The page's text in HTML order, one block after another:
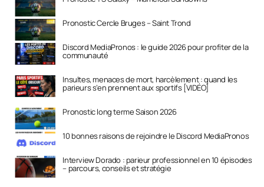
Pronostic Cercle Bruges – Saint Trond
Discord MediaPronos : le guide 2026 pour profiter de la
communauté
Insultes, menaces de mort, harcèlement : quand les
parieurs s’en prennent aux sportifs [VIDÉO]
Pronostic long terme Saison 2026
10 bonnes raisons de rejoindre le Discord MediaPronos
Interview Dorado : parieur professionnel en 10 épisodes
– parcours, conseils et stratégie